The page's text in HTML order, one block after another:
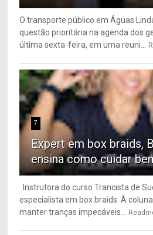
O transporte público em Águas
questão prioritária na agenda dos
última sexta-feira, em uma reuni...
7
Expert em box braids,
ensina como cuidar
Instrutora do curso Trancista de
especialista em box braids. À
manter tranças impecáveis...